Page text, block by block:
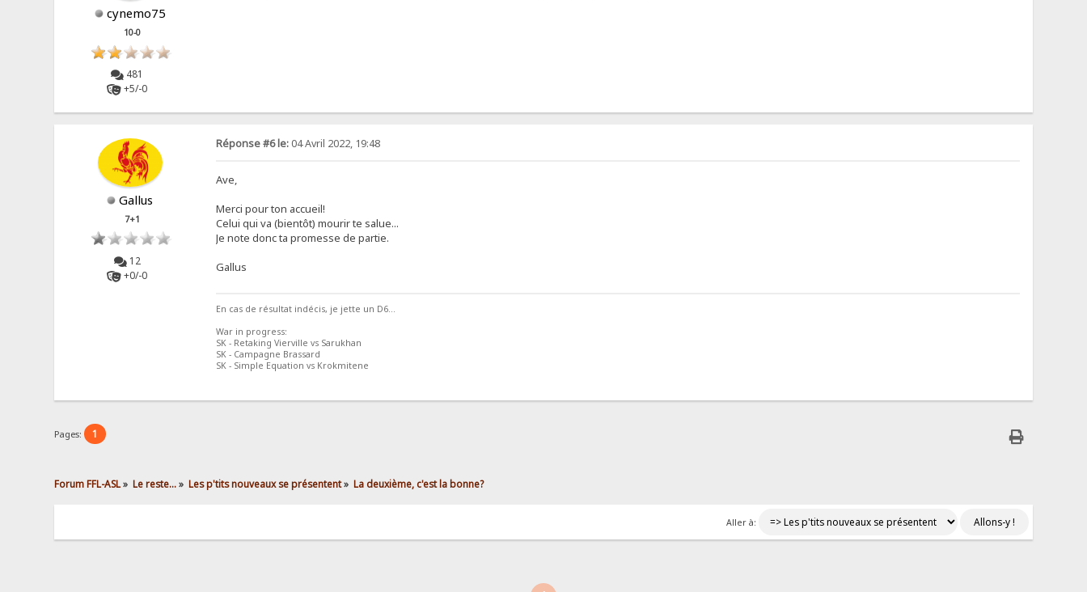
cynemo75
10-0
481
+5/-0
Gallus
7+1
12
+0/-0
Réponse #6 le:04 Avril 2022, 19:48
Ave,
Merci pour ton accueil!
Celui qui va (bientôt) mourir te salue...
Je note donc ta promesse de partie.
Gallus
En cas de résultat indécis, je jette un D6...
War in progress:
SK - Retaking Vierville vs Sarukhan
SK - Campagne Brassard
SK - Simple Equation vs Krokmitene
Pages: 1
Forum FFL-ASL» Le reste...» Les p'tits nouveaux se présentent» La deuxième, c'est la bonne?
Aller à: